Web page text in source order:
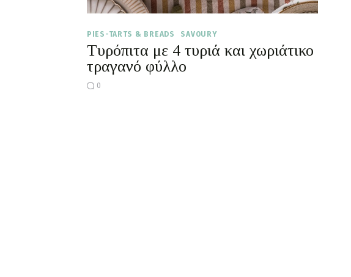
PIES-TARTS & BREADS SAVOURY
Τυρόπιτα με 4 τυριά και χωριάτικο
τραγανό φύλλο
0